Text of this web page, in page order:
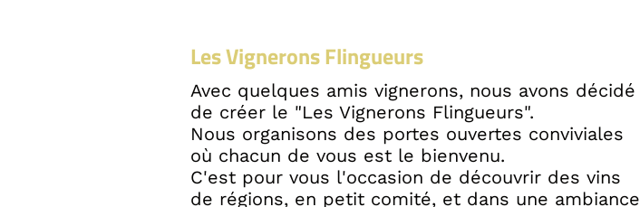
Les Vignerons Flingueurs
Avec quelques amis vignerons, nous avons décidé
de créer le "Les Vignerons Flingueurs".
Nous organisons des portes ouvertes conviviales
où chacun de vous est le bienvenu.
C'est pour vous l'occasion de découvrir des vins
de régions, en petit comité, et dans une ambiance